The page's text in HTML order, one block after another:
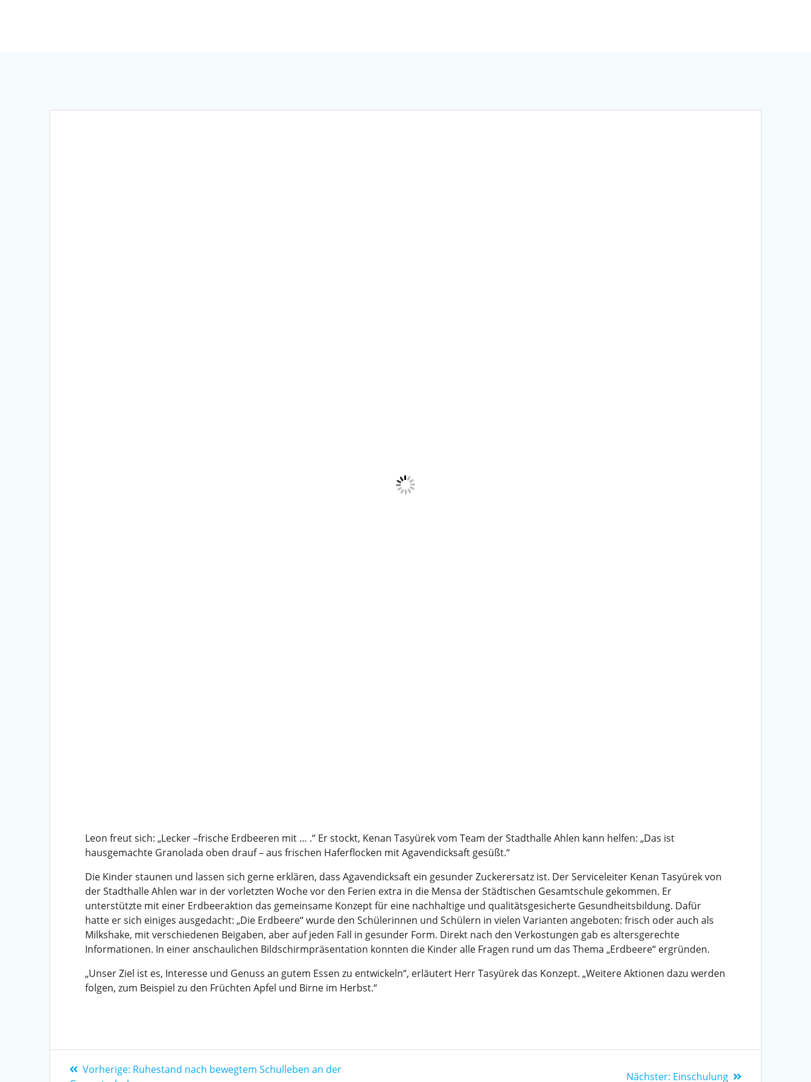
Leon freut sich: „Lecker–frische Erdbeeren mit … .“ Er stockt, Kenan Tasyürek vom Team der Stadthalle Ahlen kann helfen: „Das ist
hausgemachte Granolada oben drauf–ausfrischen Haferflocken mit Agavendicksaft gesüßt.“
Die Kinder staunen und lassen sich gerne erklären, dass Agavendicksaft ein gesunder Zuckerersatz ist. Der Serviceleiter KenanTasyürekvon
der Stadthalle Ahlenwar in der vorletztenWochevor den Ferien extra in die Mensa der Städtischen Gesamtschule gekommen. Er
unterstützte mit einer Erdbeeraktion das gemeinsame Konzeptfür eine nachhaltige und qualitätsgesicherte Gesundheitsbildung. Dafür
hatte er sich einiges ausgedacht:„Die Erdbeere“wurde den Schülerinnen undSchülern in vielen Varianten angeboten:frisch oder auch als
Milkshake, mit verschiedenen Beigaben, aber auf jeden Fall in gesunder Form. Direkt nach den Verkostungen gab esaltersgerechte
Informationen. In eineranschaulichen Bildschirmpräsentation konnten die Kinderalle Fragen rund um das Thema „Erdbeere“ ergründen.
„Unser Ziel ist es, Interesse und Genussan gutem Essen zu entwickeln“, erläutert Herr Tasyürek das Konzept. „WeitereAktionen dazu werden
folgen, zum Beispiel zu den Früchten Apfel und Birne im Herbst.“
Vorherige: Ruhestand nach bewegtem Schulleben an der
Nächster: Einschulung